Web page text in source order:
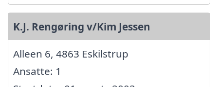
K.J. Rengøring v/Kim Jessen
Alleen 6, 4863 Eskilstrup
Ansatte: 1